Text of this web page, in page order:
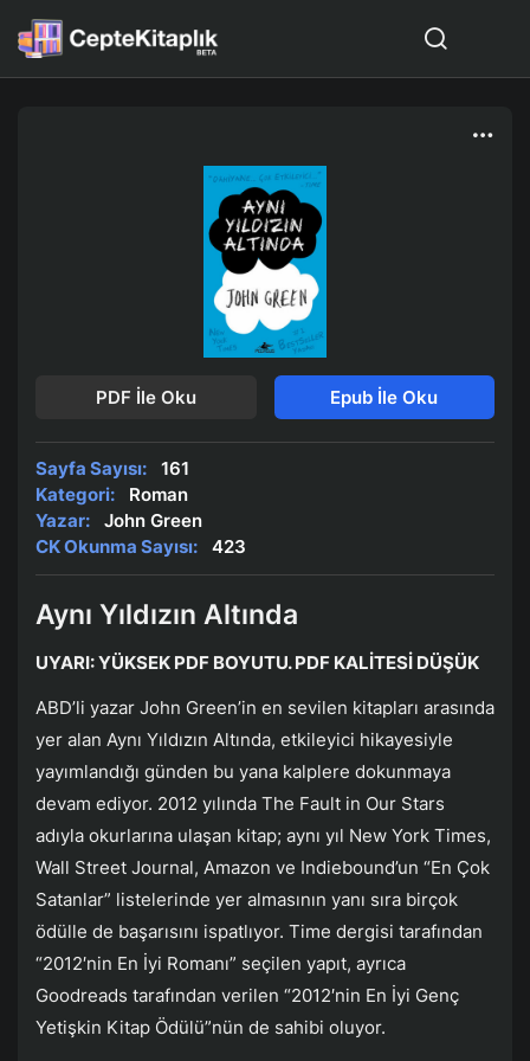
PDF İle Oku Epub İle Oku
Sayfa Sayısı:
161
Kategori:
Roman
Yazar:
John Green
CK Okunma Sayısı:
423
Aynı Yıldızın Altında
UYARI: YÜKSEK PDF BOYUTU. PDF KALİTESİ DÜŞÜK
ABD’li yazar John Green’in en sevilen kitapları arasında
yer alan Aynı Yıldızın Altında, etkileyici hikayesiyle
yayımlandığı günden bu yana kalplere dokunmaya
devam ediyor. 2012 yılında The Fault in Our Stars
adıyla okurlarına ulaşan kitap; aynı yıl New York Times,
Wall Street Journal, Amazon ve Indiebound’un “En Çok
Satanlar” listelerinde yer almasının yanı sıra birçok
ödülle de başarısını ispatlıyor. Time dergisi tarafından
“2012′nin En İyi Romanı” seçilen yapıt, ayrıca
Goodreads tarafından verilen “2012′nin En İyi Genç
Yetişkin Kitap Ödülü”nün de sahibi oluyor.